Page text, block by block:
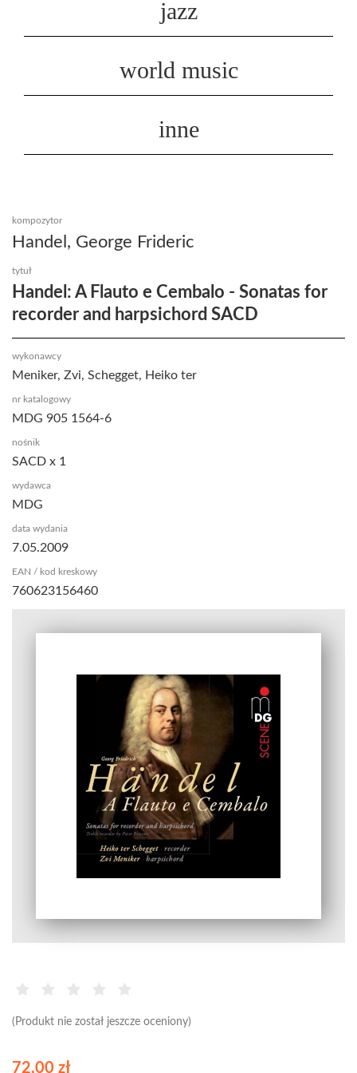
jazz
world music
inne
(Produkt nie został jeszcze oceniony)
kompozytor
Handel, George Frideric
tytuł
Handel: A Flauto e Cembalo - Sonatas for
recorder and harpsichord SACD
wykonawcy
Meniker, Zvi, Schegget, Heiko ter
nr katalogowy
MDG 905 1564-6
nośnik
SACD x 1
wydawca
MDG
data wydania
7.05.2009
EAN / kod kreskowy
760623156460
72,00 zł